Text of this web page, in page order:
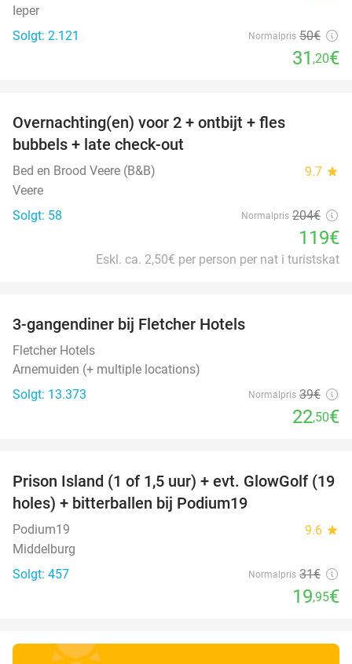
Ieper
Solgt: 2.121
Normalpris 50€
31 ,20€
Overnachting(en) voor 2 + ontbijt + fles
bubbels + late check-out
Bed en Brood Veere (B&B) 9.7 star
Veere
Solgt: 58
Normalpris 204€
119€
Eskl. ca. 2,50€ per person per nat i turistskat
3-gangendiner bij Fletcher Hotels
Fletcher Hotels
Arnemuiden (+ multiple locations)
Solgt: 13.373
Normalpris 39€
22,50€
36%
Prison Island (1 of 1,5 uur) + evt. GlowGolf (19
holes) + bitterballen bij Podium19
Podium19 9.6 star
Middelburg
Solgt: 457
Normalpris 31€
19,95€